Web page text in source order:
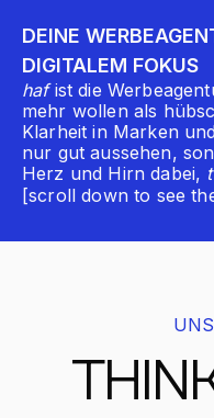
DEINE
DIGITALEM FOKUS
hafist die
mehr wollen als
Klarheit in Marken
nur gut aussehen,
Herz und Hirn dabei,
[scroll down to see